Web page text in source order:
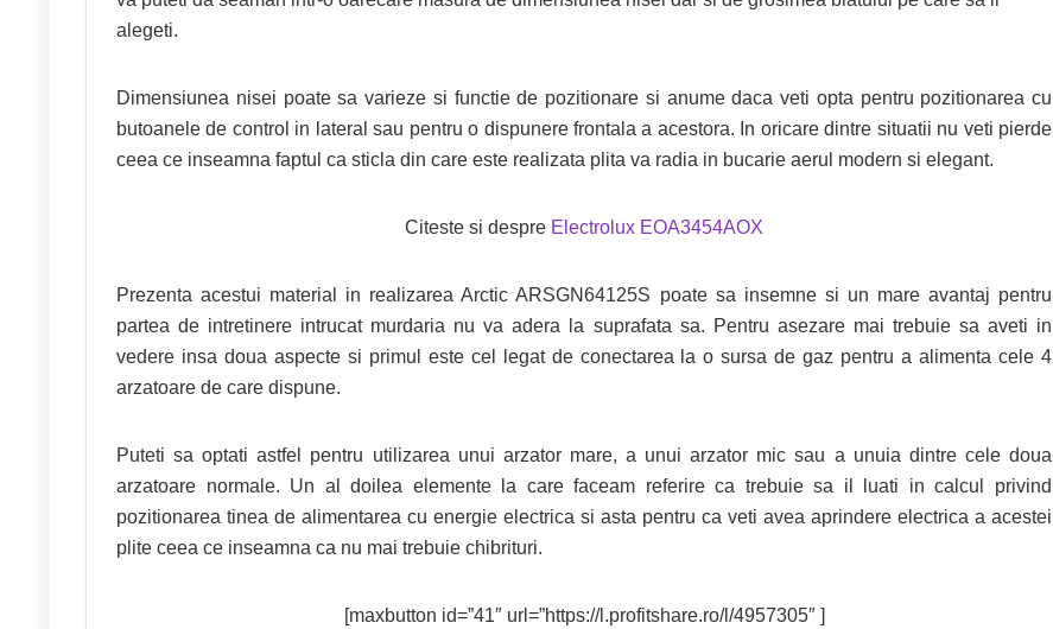
alegeti.
Dimensiunea nisei poate sa varieze si functie de pozitionare si anume daca veti opta pentru pozitionarea cu
butoanele de control in lateral sau pentru o dispunere frontala a acestora. In oricare dintre situatii nu veti pierde
ceea ce inseamna faptul ca sticla din care este realizata plita va radia in bucarie aerul modern si elegant.
Citeste si despre Electrolux EOA3454AOX
Prezenta acestui material in realizarea Arctic ARSGN64125S poate sa insemne si un mare avantaj pentru
partea de intretinere intrucat murdaria nu va adera la suprafata sa. Pentru asezare mai trebuie sa aveti in
vedere insa doua aspecte si primul este cel legat de conectarea la o sursa de gaz pentru a alimenta cele 4
arzatoare de care dispune.
Puteti sa optati astfel pentru utilizarea unui arzator mare, a unui arzator mic sau a unuia dintre cele doua
arzatoare normale. Un al doilea elemente la care faceam referire ca trebuie sa il luati in calcul privind
pozitionarea tinea de alimentarea cu energie electrica si asta pentru ca veti avea aprindere electrica a acestei
plite ceea ce inseamna ca nu mai trebuie chibrituri.
[maxbutton id=”41″ url=”https://l.profitshare.ro/l/4957305″ ]